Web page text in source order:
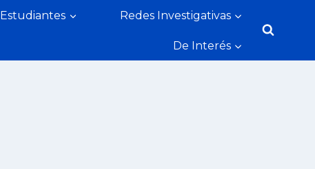
Estudiantes Redes Investigativas
De Interés